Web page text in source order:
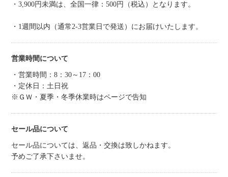
・3,900円未満は、全国一律：500円（税込）となります。
・1週間以内（通常2-3営業日で発送）にお届けいたします。
営業時間について
・営業時間：8：30～17：00
・定休日：土日祝
※ＧＷ・夏季・冬季休業時はページで告知
セール品について
セール品については、返品・交換は致しかねます。
予めご了承下さいませ。